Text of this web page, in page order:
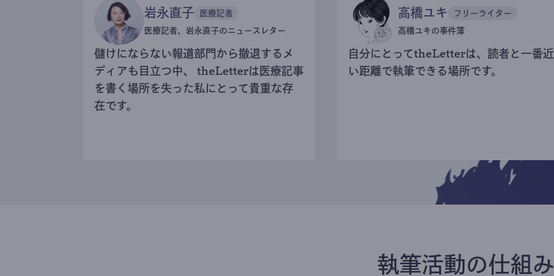
岩永直子 医療記者
医療記者、岩永直子のニュースレター
儲けにならない報道部門から撤退するメ
ディアも目立つ中、 theLetterは医療記事
を書く場所を失った私にとって貴重な存
在です。
高橋ユキ フリーライター
高橋ユキの事件簿
自分にとってtheLetterは、読者と一番近
い距離で執筆できる場所です。
執筆活動の仕組み